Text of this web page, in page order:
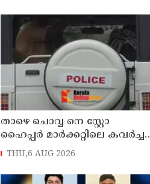
താഴെ ചൊവ്വ നെ സ്റ്റോ
ഹൈപ്പർ മാർക്കറ്റിലെ കവർച്ച :
മട്ടന്നൂർ സ്വദേശിനികളായ നാല്
THU,6 AUG 2026